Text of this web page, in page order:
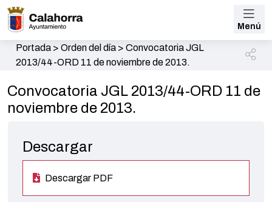
Menú
Portada> Orden del día> Convocatoria JGL
2013/44-ORD 11 de noviembre de 2013.
Convocatoria JGL 2013/44-ORD 11 de
noviembre de 2013.
Descargar
Descargar PDF